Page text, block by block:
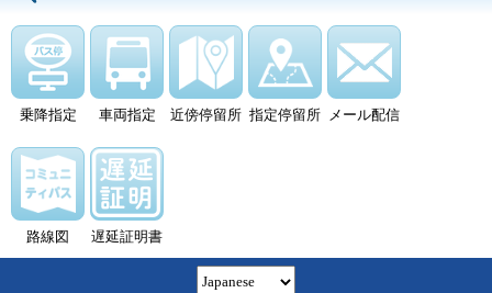
乗降指定 車両指定 近傍停留所 指定停留所 メール配信
路線図 遅延証明書